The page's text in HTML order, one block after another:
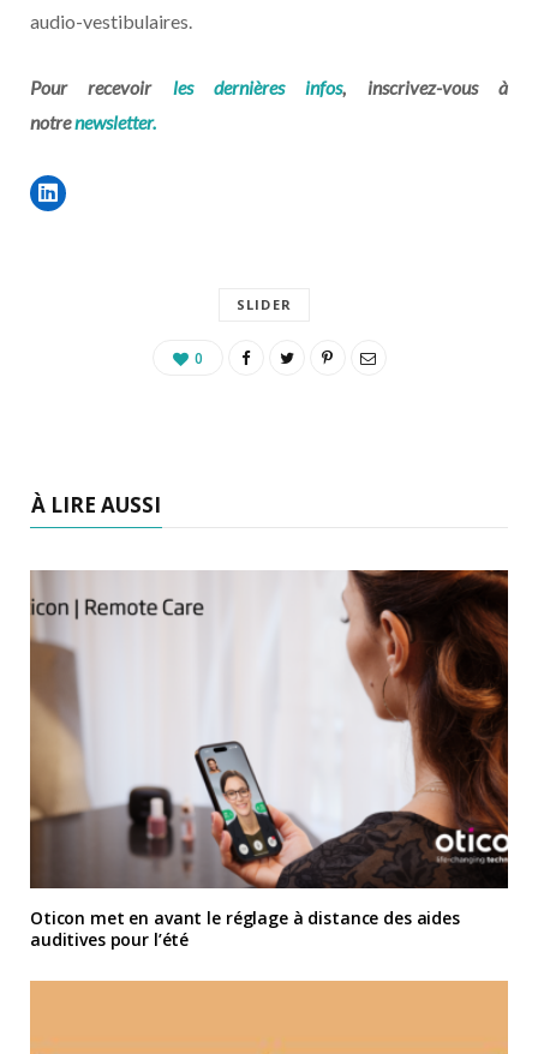
audio-vestibulaires.
Pour recevoir les dernières infos, inscrivez-vous à
notrenewsletter.
SLIDER
0
À LIRE AUSSI
Oticon met en avant le réglage à distance des aides
auditives pour l’été